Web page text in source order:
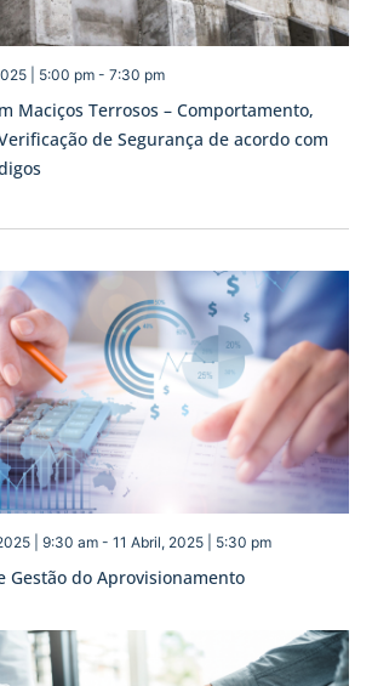
Maciços Terrosos – Comportamento,
de Segurança de acordo com
| 5:00 pm- 7:30 pm
Gestão do Aprovisionamento
| 9:30 am- 11 Abril, 2025 | 5:30 pm